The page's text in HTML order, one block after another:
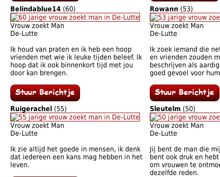
Belindablue14 (60)
Vrouw zoekt Man
De-Lutte
Ik houd van praten en ik heb een hoop
vrienden met wie ik leuke tijden beleef. Ik
hoop dat ik ook binnenkort tijd met jou
door kan brengen.
Rowann (53)
Vrouw zoekt Man
De-Lutte
Ik zoek iemand die
en vrienden zouden
beschrijven als
goed gevoel voor
Ruigerachel (55)
Vrouw zoekt Man
De-Lutte
Ik zie altijd het goede in mensen, ik denk
dat iedereen een kans mag hebben in het
leven.
Sleutelm (50)
Vrouw zoekt Man
De-Lutte
Jij bent de man die
bent ook druk en
om vrouwen te
dezelfde reden.